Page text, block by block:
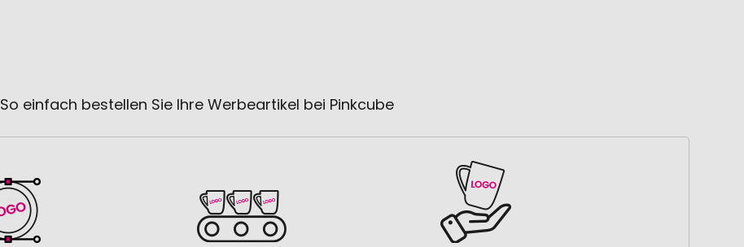
So einfach bestellen Sie Ihre Werbeartikel bei Pinkcube